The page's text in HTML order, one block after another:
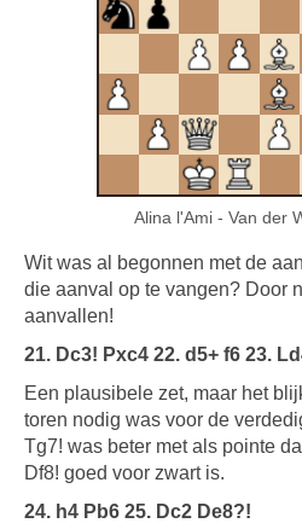
Alina l'Ami - Van der
Wit was al begonnen met de
die aanval op te vangen? Door
aanvallen!
21. Dc3! Pxc4 22. d5+ f6 23.
Een plausibele zet, maar het
toren nodig was voor de
Tg7! was beter met als pointe
Df8! goed voor zwart is.
24. h4 Pb6 25. Dc2 De8?!